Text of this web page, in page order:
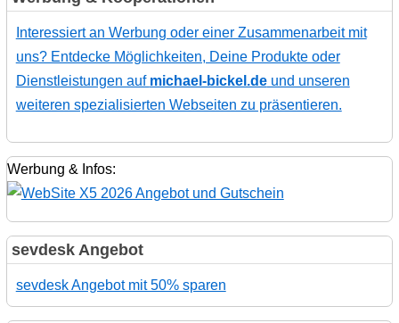
Interessiert an Werbung oder einer Zusammenarbeit mit
uns? Entdecke Möglichkeiten, Deine Produkte oder
Dienstleistungen auf michael-bickel.deund unseren
weiteren spezialisierten Webseiten zu präsentieren.
Werbung & Infos:
sevdesk Angebot
sevdesk Angebot mit 50% sparen